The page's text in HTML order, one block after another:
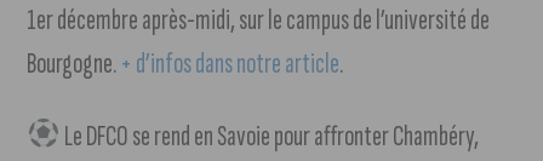
1er décembre après-midi, sur le campus de l’université de
Bourgogne.+ d’infos dans notre article.
Le DFCO se rend en Savoie pour affronter Chambéry,